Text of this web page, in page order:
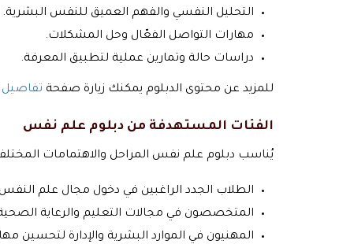
التحليل النفسي والفهم العميق للنفس البشرية.
مهارات التواصل الفعّال وحل المشكلات.
دراسات حالة وتمارين عملية لتطبيق المعرفة.
للمزيد عن محتوى الدبلوم يمكنك زيارة صفحة
الفئات المستهدفة من دبلوم علم نفس
يُناسب دبلوم علم نفس المراحل والاهتمامات
الطلاب الجدد الراغبين في دخول مجال علم
المتخصصون في مجالات التعليم والرعاية
المهنيون في الموارد البشرية والإدارة لتحسين